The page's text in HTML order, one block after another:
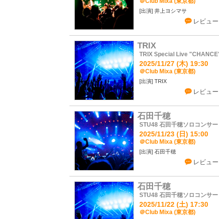
井上ヨシマサ
レビュ
TRIX
TRIX Special Live
2025/11/27 (木) 19:30
＠Club Mixa (東京都)
TRIX
レビュ
石田千穂
STU48 石田千穂ソロコンサ
2025/11/23 (日) 15:00
＠Club Mixa (東京都)
石田千穂
レビュ
石田千穂
STU48 石田千穂ソロコンサ
2025/11/22 (土) 17:30
＠Club Mixa (東京都)